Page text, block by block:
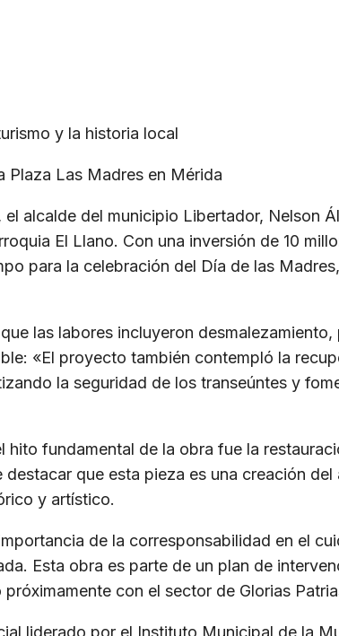
y la historia local
Plaza Las Madres en Mérida
alcalde del municipio Libertador, Nelson
El Llano. Con una inversión de 10
para la celebración del Día de las
las labores incluyeron
«El proyecto también contempló la
la seguridad de los transeúntes y
fundamental de la obra fue la
que esta pieza es una creación
y artístico.
de la corresponsabilidad en el
Esta obra es parte de un plan de
con el sector de Glorias
liderado por el Instituto Municipal de la